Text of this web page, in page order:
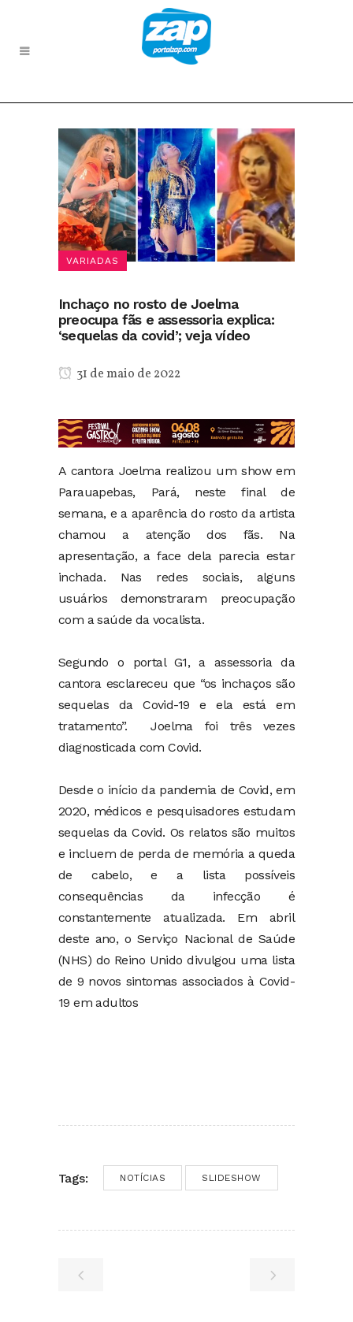
VARIADAS
Inchaço no rosto de Joelma
preocupa fãs e assessoria explica:
‘sequelas da covid’; veja vídeo
31 de maio de 2022
A cantora Joelma realizou um show em
Parauapebas, Pará, neste final de
semana, e a aparência do rosto da artista
chamou a atenção dos fãs. Na
apresentação, a face dela parecia estar
inchada. Nas redes sociais, alguns
usuários demonstraram preocupação
com a saúde da vocalista.
Segundo o portal G1, a assessoria da
cantora esclareceu que “os inchaços são
sequelas da Covid-19 e ela está em
tratamento”. Joelma foi três vezes
diagnosticada com Covid.
Desde o início da pandemia de Covid, em
2020, médicos e pesquisadores estudam
sequelas da Covid. Os relatos são muitos
e incluem de perda de memória a queda
de cabelo, e a lista possíveis
consequências da infecção é
constantemente atualizada. Em abril
deste ano, o Serviço Nacional de Saúde
(NHS) do Reino Unido divulgou uma lista
de 9 novos sintomas associados à Covid-
19 em adultos
Tags: NOTÍCIAS SLIDESHOW